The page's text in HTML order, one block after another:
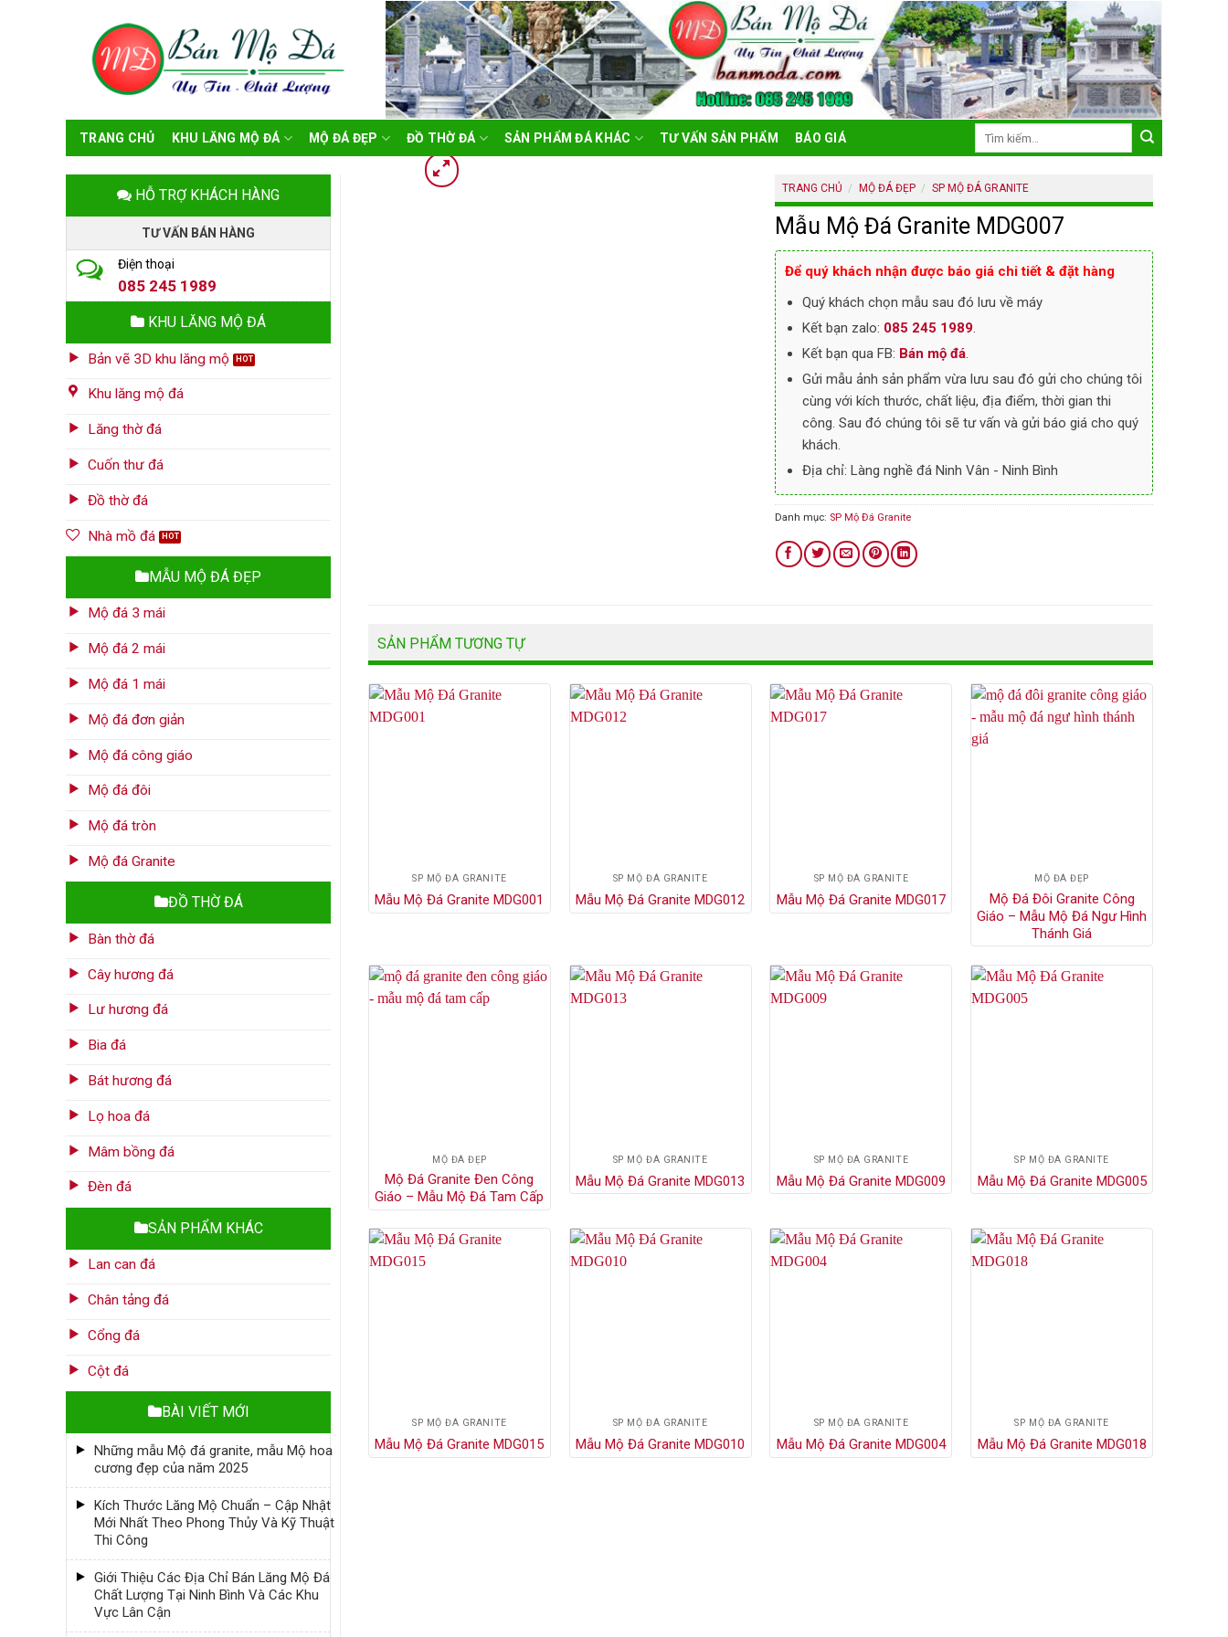
content
TRANG CHỦ KHU LĂNG MỘ ĐÁ MỘ ĐÁ ĐẸP ĐỒ THỜ ĐÁ SẢN PHẨM ĐÁ KHÁC TƯ VẤN SẢN PHẨM BÁO GIÁ
Tìm
HỖ TRỢ KHÁCH HÀNG
TƯ VẤN BÁN HÀNG
Điện thoại
085 245 1989
KHU LĂNG MỘ ĐÁ
Bản vẽ 3D khu lăng mộ
Khu lăng mộ đá
Lăng thờ đá
Cuốn thư đá
Đồ thờ đá
Nhà mồ đá
MẪU MỘ ĐÁ ĐẸP
Mộ đá 3 mái
Mộ đá 2 mái
Mộ đá 1 mái
Mộ đá đơn giản
Mộ đá công giáo
Mộ đá đôi
Mộ đá tròn
Mộ đá Granite
ĐỒ THỜ ĐÁ
Bàn thờ đá
Cây hương đá
Lư hương đá
Bia đá
Bát hương đá
Lọ hoa đá
Mâm bồng đá
Đèn đá
SẢN PHẨM KHÁC
Lan can đá
Chân tảng đá
Cổng đá
Cột đá
BÀI VIẾT MỚI
Những mẫu Mộ đá granite, mẫu Mộ hoa
cương đẹp của năm 2025
Kích Thước Lăng Mộ Chuẩn – Cập Nhật
Mới Nhất Theo Phong Thủy Và Kỹ Thuật
Thi Công
Giới Thiệu Các Địa Chỉ Bán Lăng Mộ Đá
Chất Lượng Tại Ninh Bình Và Các Khu
Vực Lân Cận
TRANG CHỦ / MỘ ĐÁ ĐẸP / SP MỘ ĐÁ GRANITE
Mẫu Mộ Đá Granite MDG007
Để quý khách nhận được báo giá chi tiết & đặt hàng
Quý khách chọn mẫu sau đó lưu về máy
Kết bạn zalo: 085 245 1989.
Kết bạn qua FB: Bán mộ đá.
Gửi mẫu ảnh sản phẩm vừa lưu sau đó gửi cho chúng tôi
cùng với kích thước, chất liệu, địa điểm, thời gian thi
công. Sau đó chúng tôi sẽ tư vấn và gửi báo giá cho quý
khách.
Địa chỉ: Làng nghề đá Ninh Vân - Ninh Bình
Danh mục: SP Mộ Đá Granite
SẢN PHẨM TƯƠNG TỰ
SP MỘ ĐÁ GRANITE
Mẫu Mộ Đá Granite MDG001
SP MỘ ĐÁ GRANITE
Mẫu Mộ Đá Granite MDG012
SP MỘ ĐÁ GRANITE
Mẫu Mộ Đá Granite MDG017
MỘ ĐÁ ĐẸP
Mộ Đá Đôi Granite Công
Giáo – Mẫu Mộ Đá Ngư Hình
Thánh Giá
MỘ ĐÁ ĐẸP
Mộ Đá Granite Đen Công
Giáo – Mẫu Mộ Đá Tam Cấp
SP MỘ ĐÁ GRANITE
Mẫu Mộ Đá Granite MDG013
SP MỘ ĐÁ GRANITE
Mẫu Mộ Đá Granite MDG009
SP MỘ ĐÁ GRANITE
Mẫu Mộ Đá Granite MDG005
SP MỘ ĐÁ GRANITE
Mẫu Mộ Đá Granite MDG015
SP MỘ ĐÁ GRANITE
Mẫu Mộ Đá Granite MDG010
SP MỘ ĐÁ GRANITE
Mẫu Mộ Đá Granite MDG004
SP MỘ ĐÁ GRANITE
Mẫu Mộ Đá Granite MDG018